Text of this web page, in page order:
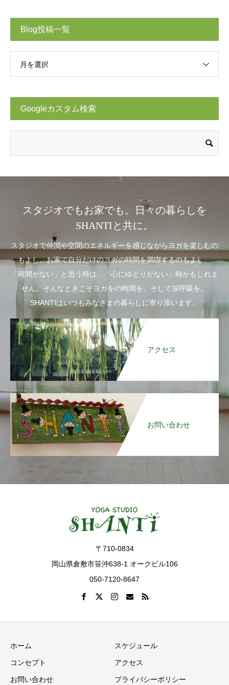
Blog投稿一覧
月を選択
Googleカスタム検索
スタジオでもお家でも。日々の暮らしを
SHANTIと共に。
スタジオで仲間や空間のエネルギーを感じながらヨガを楽しむの
もよし。お家で自分だけのヨガの時間を満喫するのもよし。
「時間がない」と思う時は、「心にゆとりがない」時かもしれま
せん。そんなときこそヨガをの時間を。そして深呼吸を。
SHANTIはいつもみなさまの暮らしに寄り添います。
アクセス
お問い合わせ
〒710-0834
岡山県倉敷市笹沖638-1 オークビル106
050-7120-8647
ホーム スケジュール
コンセプト アクセス
お問い合わせ プライバシーポリシー